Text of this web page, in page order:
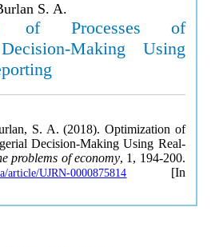
S. A.
of Processes of
Making Using
S. A. (2018). Optimization of
Decision-Making Using Real-
problems of economy, 1, 194-200.
article/UJRN-0000875814 [In